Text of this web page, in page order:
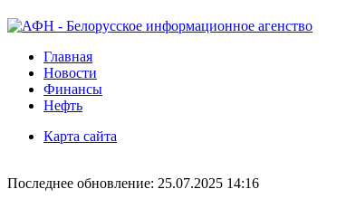
Главная
Новости
Финансы
Нефть
Карта сайта
Последнее обновление: 25.07.2025 14:16